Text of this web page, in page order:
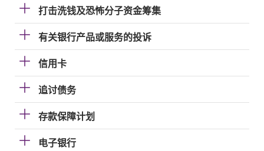
打击洗钱及恐怖分子资金筹集
有关银行产品或服务的投诉
信用卡
追讨债务
存款保障计划
电子银行